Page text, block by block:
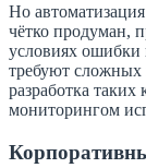
Но
чётко продуман,
условиях ошибки
требуют сложных
разработка таких
мониторингом